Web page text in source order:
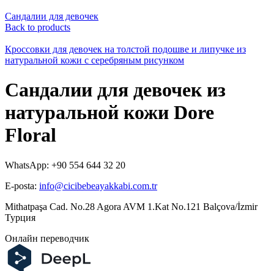
Сандалии для девочек
Back to products
Кроссовки для девочек на толстой подошве и липучке из
натуральной кожи с серебряным рисунком
Сандалии для девочек из
натуральной кожи Dore
Floral
WhatsApp: +90 554 644 32 20
E-posta: info@cicibebeayakkabi.com.tr
Mithatpaşa Cad. No.28 Agora AVM 1.Kat No.121 Balçova/İzmir
Турция
Онлайн переводчик